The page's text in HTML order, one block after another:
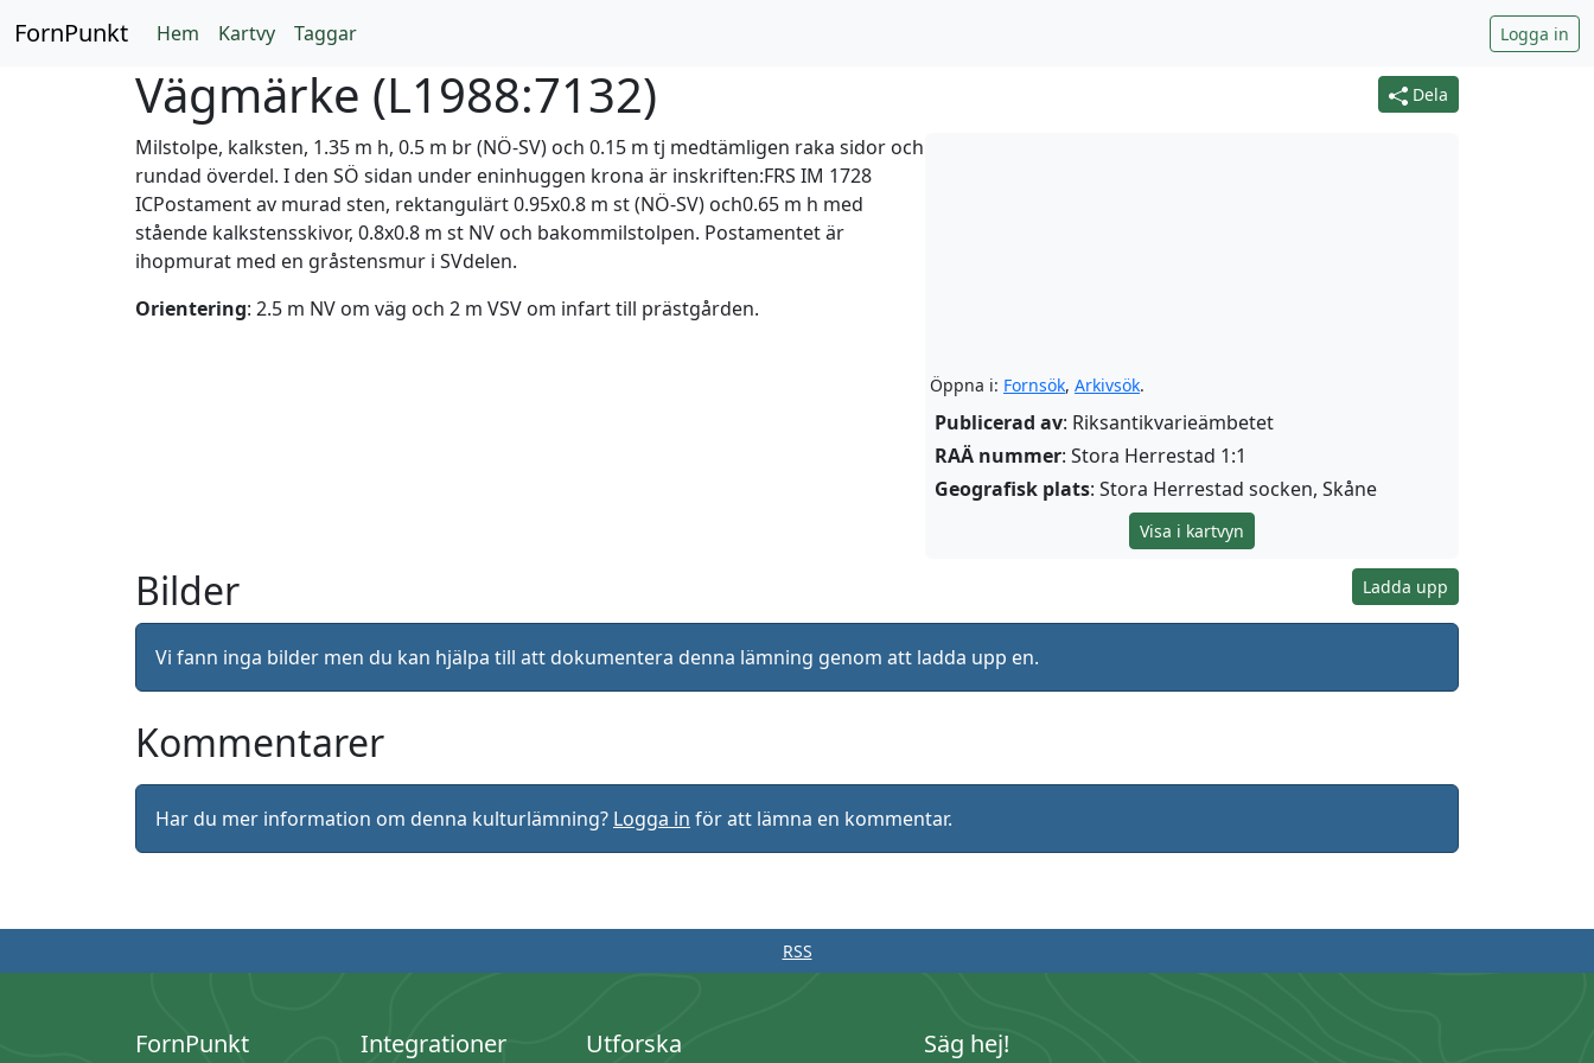
FornPunkt Hem Kartvy Taggar Logga in
Dela
Vägmärke (L1988:7132)
Öppna i: Fornsök, Arkivsök.
Publicerad av: Riksantikvarieämbetet
RAÄ nummer: Stora Herrestad 1:1
Geografisk plats: Stora Herrestad socken, Skåne
Visa i kartvyn
Milstolpe, kalksten, 1.35 m h, 0.5 m br (NÖ-SV) och 0.15 m tj medtämligen raka sidor och
rundad överdel. I den SÖ sidan under eninhuggen krona är inskriften:FRS IM 1728
ICPostament av murad sten, rektangulärt 0.95x0.8 m st (NÖ-SV) och0.65 m h med
stående kalkstensskivor, 0.8x0.8 m st NV och bakommilstolpen. Postamentet är
ihopmurat med en gråstensmur i SVdelen.
Orientering: 2.5 m NV om väg och 2 m VSV om infart till prästgården.
Ladda upp
Bilder
Vi fann inga bilder men du kan hjälpa till att dokumentera denna lämning genom att ladda upp en.
Kommentarer
Har du mer information om denna kulturlämning? Logga in för att lämna en kommentar.
RSS
FornPunkt Integrationer Utforska Säg hej!